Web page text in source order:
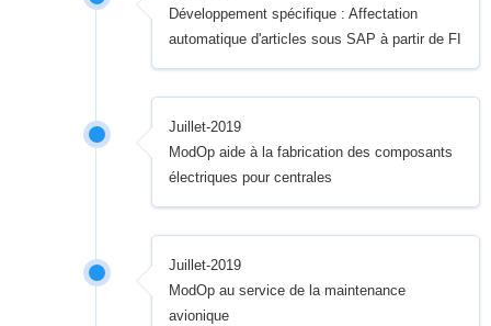
Développement spécifique : Affectation
automatique d'articles sous SAP à partir de FI
Juillet-2019
ModOp aide à la fabrication des composants
électriques pour centrales
Juillet-2019
ModOp au service de la maintenance
avionique